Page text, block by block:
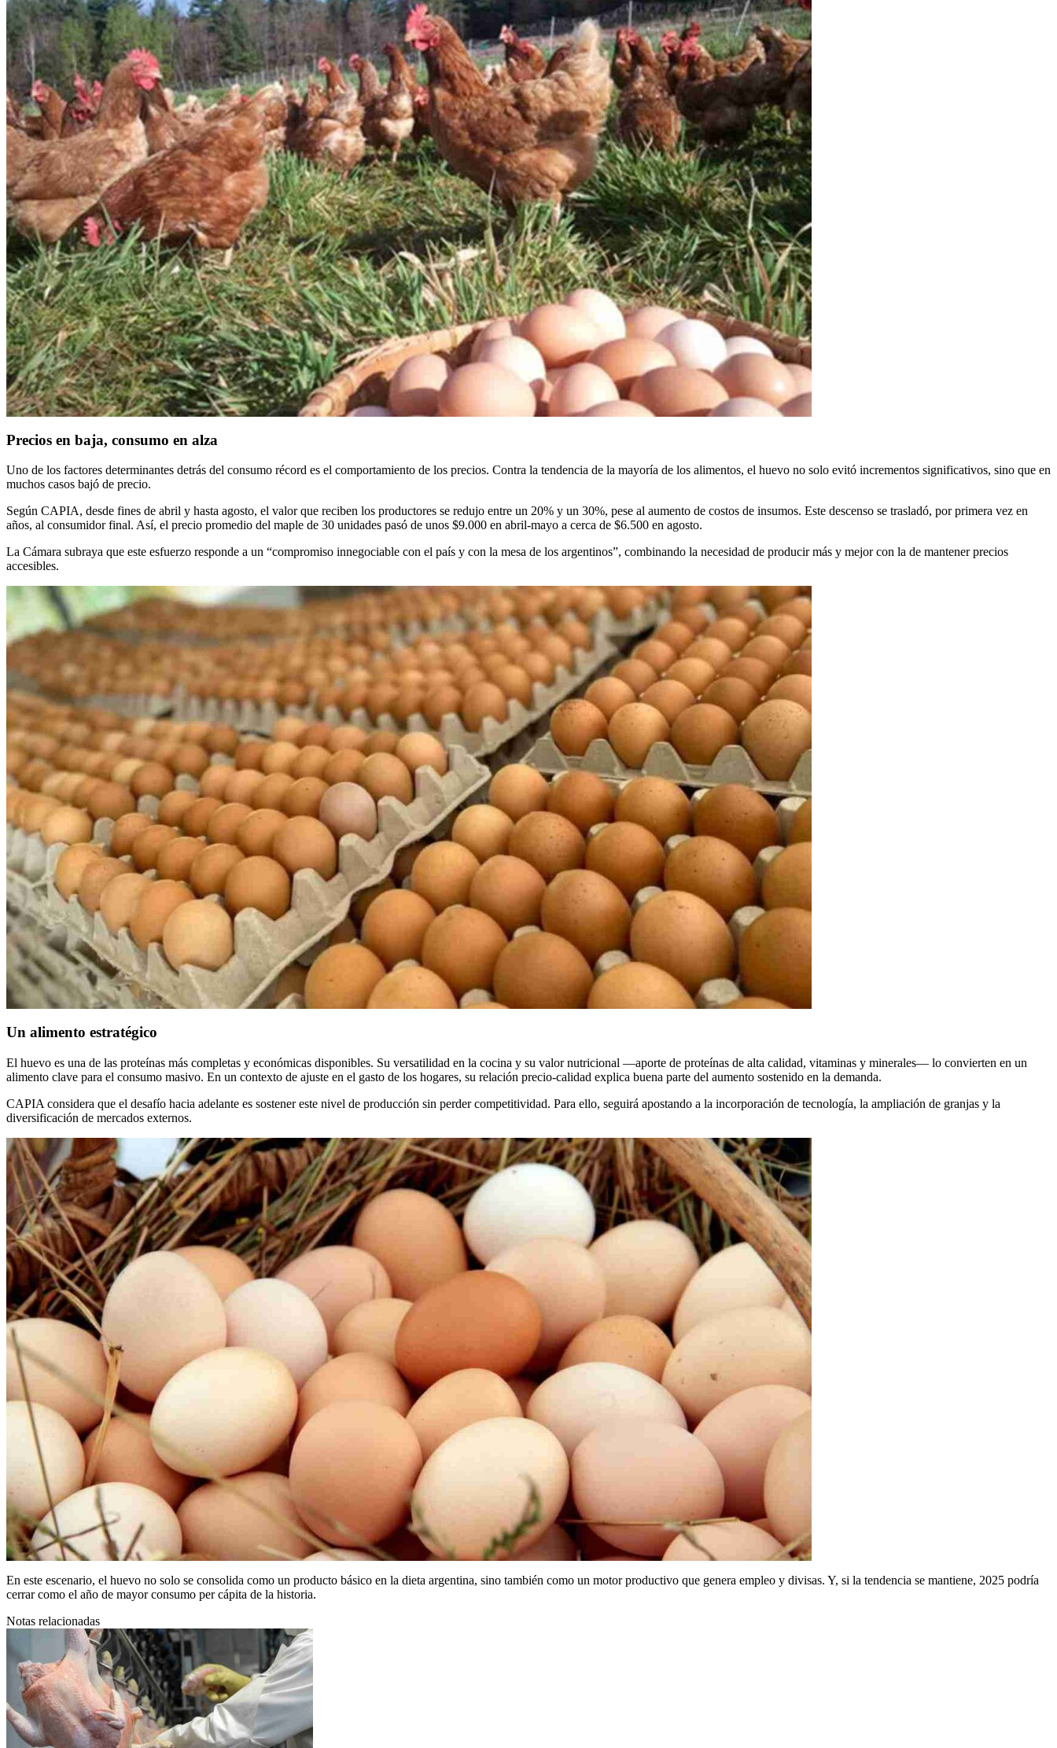
Precios en baja, consumo en alza
Uno de los factores determinantes detrás del consumo récord es el comportamiento de los precios. Contra la tendencia de la mayoría de los alimentos, el huevo no solo evitó incrementos significativos, sino que en
muchos casos bajó de precio.
Según CAPIA, desde fines de abril y hasta agosto, el valor que reciben los productores se redujo entre un 20% y un 30%, pese al aumento de costos de insumos. Este descenso se trasladó, por primera vez en
años, al consumidor final. Así, el precio promedio del maple de 30 unidades pasó de unos $9.000 en abril-mayo a cerca de $6.500 en agosto.
La Cámara subraya que este esfuerzo responde a un “compromiso innegociable con el país y con la mesa de los argentinos”, combinando la necesidad de producir más y mejor con la de mantener precios
accesibles.
Un alimento estratégico
El huevo es una de las proteínas más completas y económicas disponibles. Su versatilidad en la cocina y su valor nutricional —aporte de proteínas de alta calidad, vitaminas y minerales— lo convierten en un
alimento clave para el consumo masivo. En un contexto de ajuste en el gasto de los hogares, su relación precio-calidad explica buena parte del aumento sostenido en la demanda.
CAPIA considera que el desafío hacia adelante es sostener este nivel de producción sin perder competitividad. Para ello, seguirá apostando a la incorporación de tecnología, la ampliación de granjas y la
diversificación de mercados externos.
En este escenario, el huevo no solo se consolida como un producto básico en la dieta argentina, sino también como un motor productivo que genera empleo y divisas. Y, si la tendencia se mantiene, 2025 podría
cerrar como el año de mayor consumo per cápita de la historia.
Notas relacionadas